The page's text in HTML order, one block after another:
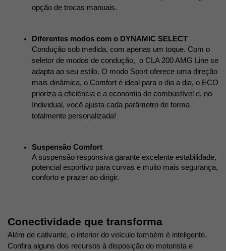
opção de trocas manuais.
Diferentes modos com o DYNAMIC SELECT
Condução sob medida, com apenas um toque. Com o
seletor de modos de condução,  o CLA 200 AMG Line se
adapta ao seu estilo. O modo Sport oferece uma direção
mais dinâmica, o Comfort é ideal para o dia a dia, o ECO
prioriza a eficiência e a economia de combustível e, no
Individual, você ajusta cada parâmetro de forma
totalmente personalizada!
Suspensão Comfort
A suspensão responsiva garante excelente estabilidade,
potencial esportivo para curvas e muito mais segurança,
conforto e prazer ao dirigir.
Conectividade que transforma
Além de cativante, o interior do veículo também é inteligente.
Confira alguns dos recursos à disposição do motorista e